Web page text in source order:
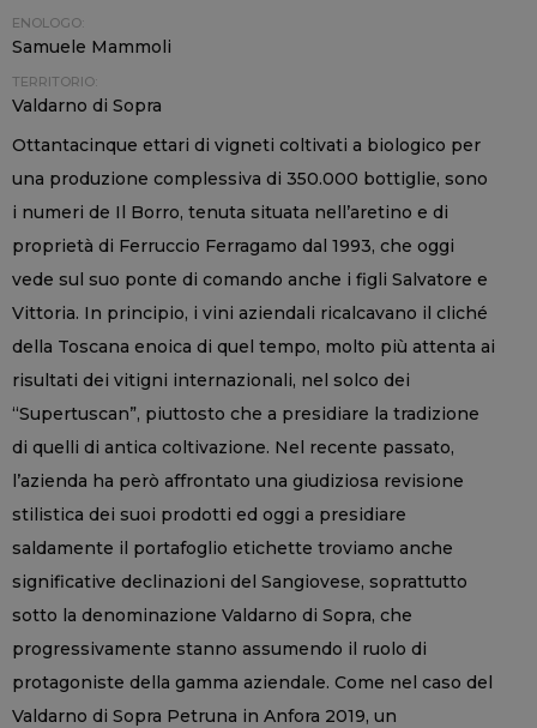
ENOLOGO:
Samuele Mammoli
TERRITORIO:
Valdarno di Sopra
Ottantacinque ettari di vigneti coltivati a biologico per
una produzione complessiva di 350.000 bottiglie, sono
i numeri de Il Borro, tenuta situata nell’aretino e di
proprietà di Ferruccio Ferragamo dal 1993, che oggi
vede sul suo ponte di comando anche i figli Salvatore e
Vittoria. In principio, i vini aziendali ricalcavano il cliché
della Toscana enoica di quel tempo, molto più attenta ai
risultati dei vitigni internazionali, nel solco dei
“Supertuscan”, piuttosto che a presidiare la tradizione
di quelli di antica coltivazione. Nel recente passato,
l’azienda ha però affrontato una giudiziosa revisione
stilistica dei suoi prodotti ed oggi a presidiare
saldamente il portafoglio etichette troviamo anche
significative declinazioni del Sangiovese, soprattutto
sotto la denominazione Valdarno di Sopra, che
progressivamente stanno assumendo il ruolo di
protagoniste della gamma aziendale. Come nel caso del
Valdarno di Sopra Petruna in Anfora 2019, un